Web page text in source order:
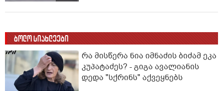
ბოლო სიახლეები
რა მისწერა ნია იმნაძის ბიძამ ეკა
კუპატაძეს? - გიგა ავალიანის
დედა "სქრინს" აქვეყნებს